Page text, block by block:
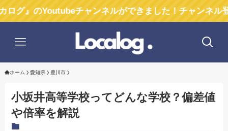
チャンネルができました！チャンネル登録お願い
ホーム 愛知県 豊川市
小坂井高等学校ってどんな学校？偏差値
や倍率を解説